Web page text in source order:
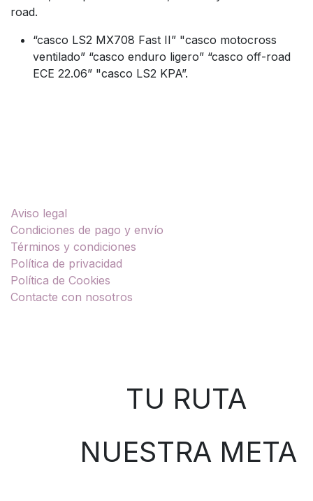
road.
“casco LS2 MX708 Fast II” "casco motocross
ventilado” “casco enduro ligero” “casco off-road
ECE 22.06” "casco LS2 KPA”.
Aviso legal
Condiciones de pago y envío
Términos y condiciones
Política de privacidad
Política de Cookies
Contacte con nosotros
TU RUTA
NUESTRA META